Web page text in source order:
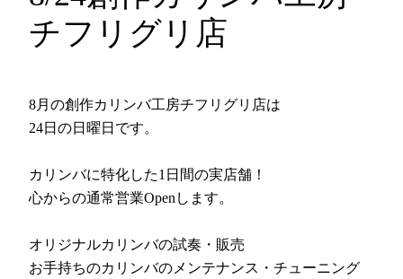
チフリグリ店
8月の創作カリンバ工房チフリグリ店は
24日の日曜日です。
カリンバに特化した1日間の実店舗！
心からの通常営業Openします。
オリジナルカリンバの試奏・販売
お手持ちのカリンバのメンテナンス・チューニング